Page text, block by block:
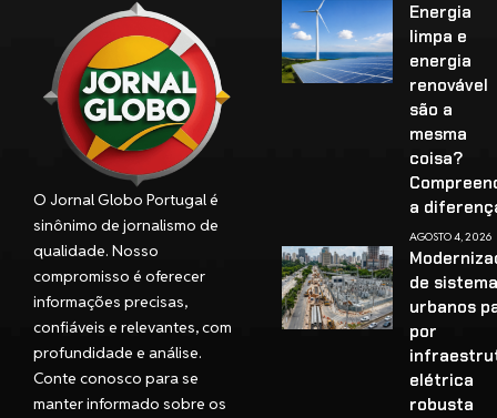
O Jornal Globo Portugal é
sinônimo de jornalismo de
qualidade. Nosso
compromisso é oferecer
informações precisas,
confiáveis e relevantes, com
profundidade e análise.
Conte conosco para se
manter informado sobre os
Energia
limpa e
energia
renovável
são a
mesma
coisa?
a
AGOSTO 4, 2026
de
urbanos
por
elétrica
robusta